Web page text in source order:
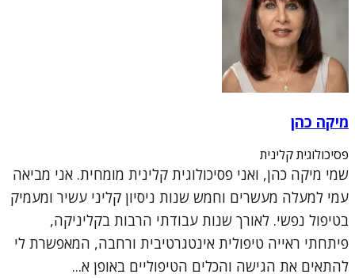
מיקה כהן
פסיכולוגית קלינית
שמי מיקה כהן, ואני פסיכולוגית קלינית מומחית. אני מביאה
עמי למעלה מעשרים וחמש שנות ניסיון קליני עשיר ומעמיק
בטיפול נפשי. לאורך שנות עבודתי הרבות בקליניקה,
פיתחתי ראייה טיפולית אינטגרטיבית ורחבה, המאפשרת לי
להתאים את הגישה והכלים הטיפוליים באופן א...